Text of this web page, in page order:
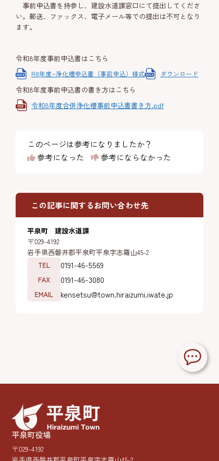
事前申込書を持参し、建設水道課窓口にて提出してくださ
い。郵送、ファックス、電子メール等での提出は不可となり
ます。
令和8年度事前申込書はこちら
R8年度~浄化槽申込書（事前申込）様式 ダウンロード
令和8年度事前申込書の書き方はこちら
令和8年度合併浄化槽事前申込書書き方.pdf
このページは参考になりましたか？
参考になった
参考にならなかった
この記事に関するお問い合わせ先
平泉町 建設水道課
〒029-4192
岩手県西磐井郡平泉町平泉字志羅山45-2
TEL
0191-46-5569
FAX 0191-46-3080
EMAIL kensetsu@town.hiraizumi.iwate.jp
平泉町役場
〒029-4192